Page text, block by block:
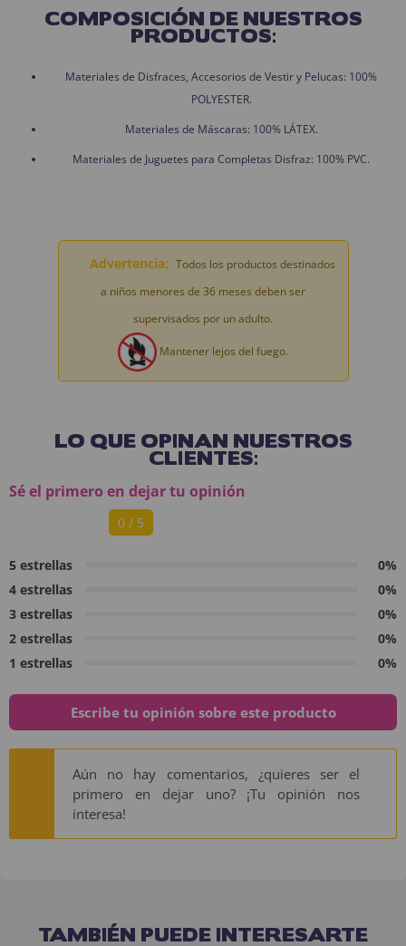
COMPOSICIÓN DE NUESTROS
PRODUCTOS:
Materiales de Disfraces, Accesorios de Vestir y Pelucas: 100%
POLYESTER.
Materiales de Máscaras: 100% LÁTEX.
Materiales de Juguetes para Completas Disfraz: 100% PVC.
Advertencia: Todos los productos destinados
a niños menores de 36 meses deben ser
supervisados por un adulto.
Mantener lejos del fuego.
LO QUE OPINAN NUESTROS
CLIENTES:
Sé el primero en dejar tu opinión
0 / 5
5 estrellas
0%
4 estrellas
0%
3 estrellas
0%
2 estrellas
0%
1 estrellas
0%
Escribe tu opinión sobre este producto
Aún no hay comentarios, ¿quieres ser el
primero en dejar uno? ¡Tu opinión nos
interesa!
TAMBIÉN PUEDE INTERESARTE